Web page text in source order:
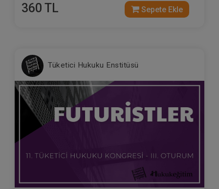
360 TL Sepete Ekle
Tüketici Hukuku Enstitüsü